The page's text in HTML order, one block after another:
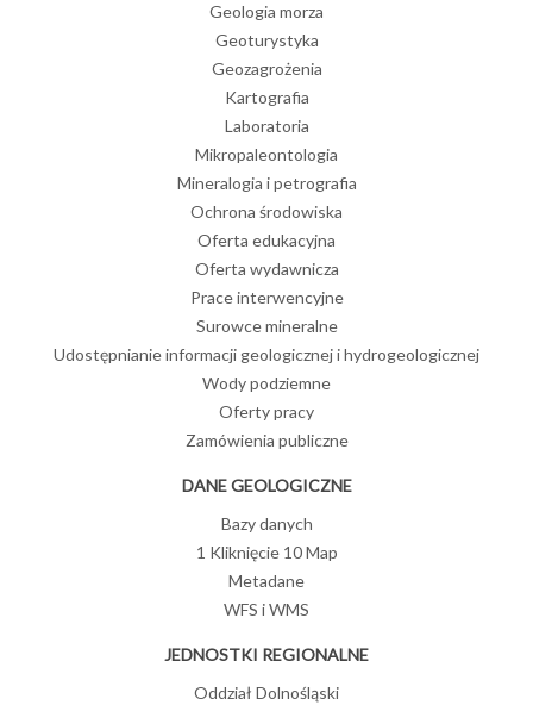
Geologia morza
Geoturystyka
Geozagrożenia
Kartografia
Laboratoria
Mikropaleontologia
Mineralogia i petrografia
Ochrona środowiska
Oferta edukacyjna
Oferta wydawnicza
Prace interwencyjne
Surowce mineralne
Udostępnianie informacji geologicznej i hydrogeologicznej
Wody podziemne
Oferty pracy
Zamówienia publiczne
DANE GEOLOGICZNE
Bazy danych
1 Kliknięcie 10 Map
Metadane
WFS i WMS
JEDNOSTKI REGIONALNE
Oddział Dolnośląski